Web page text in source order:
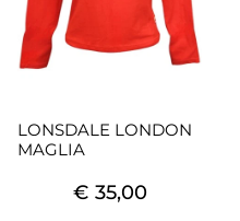
LONSDALE LONDON
MAGLIA
€ 35,00